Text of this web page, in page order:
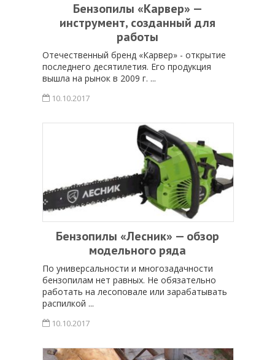
Бензопилы «Карвер» —
инструмент, созданный для
работы
Отечественный бренд «Карвер» - открытие
последнего десятилетия. Его продукция
вышла на рынок в 2009 г. ...
10.10.2017
Бензопилы «Лесник» — обзор
модельного ряда
По универсальности и многозадачности
бензопилам нет равных. Не обязательно
работать на лесоповале или зарабатывать
распилкой ...
10.10.2017